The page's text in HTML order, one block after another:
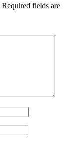
Required fields are